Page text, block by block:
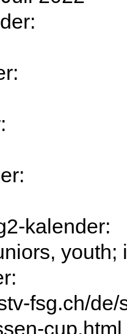
kalender:
youth;
fsg.ch/
cup.html